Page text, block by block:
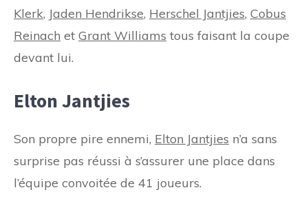
Klerk, Jaden Hendrikse, Herschel Jantjies, Cobus
Reinach et Grant Williams tous faisant la coupe
devant lui.
Elton Jantjies
Son propre pire ennemi, Elton Jantjies n’a sans
surprise pas réussi à s’assurer une place dans
l’équipe convoitée de 41 joueurs.